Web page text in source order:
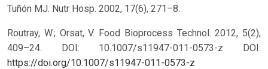
Tuñón MJ. Nutr Hosp. 2002, 17(6), 271–8.
Routray, W.; Orsat, V. Food Bioprocess Technol. 2012, 5(2),
409–24. DOI: 10.1007/s11947-011-0573-z DOI:
https://doi.org/10.1007/s11947-011-0573-z